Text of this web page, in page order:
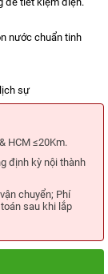
nước chuẩn tinh
sự
HCM ≤20Km.
định kỳ nội thành
chuyển; Phí
sau khi lắp